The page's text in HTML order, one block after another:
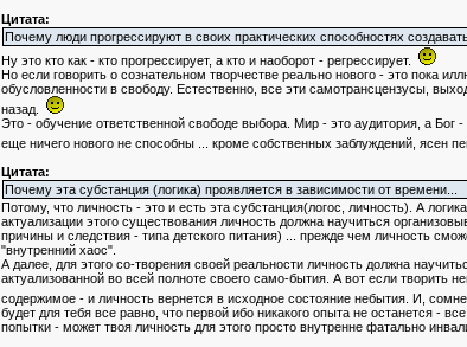
Цитата:
Почему люди прогрессируют в своих практических способностях
Ну это кто как - кто прогрессирует, а кто и наоборот - регрессирует.
Но если говорить о сознательном творчестве реально нового - это пока
обусловленности в свободу. Естественно, все эти самотрансцензусы,
назад.
Это - обучение ответственной свободе выбора. Мир - это аудитория, а
еще ничего нового не способны ... кроме собственных заблуждений, ясен
Цитата:
Почему эта субстанция (логика) проявляется в зависимости от времени...
Потому, что личность - это и есть эта субстанция(логос, личность). А
актуализации этого существования личность должна научиться
причины и следствия - типа детского питания) ... прежде чем личность
"внутренний хаос".
А далее, для этого со-творения своей реальности личность должна
актуализованной во всей полноте своего само-бытия. А вот если творить
содержимое - и личность вернется в исходное состояние небытия. И,
будет для тебя все равно, что первой ибо никакого опыта не останется -
попытки - может твоя личность для этого просто внутренне фатально